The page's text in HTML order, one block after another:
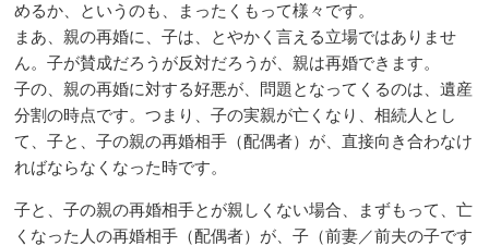
めるか、というのも、まったくもって様々です。
まあ、親の再婚に、子は、とやかく言える立場ではありませ
ん。子が賛成だろうが反対だろうが、親は再婚できます。
子の、親の再婚に対する好悪が、問題となってくるのは、遺産
分割の時点です。つまり、子の実親が亡くなり、相続人とし
て、子と、子の親の再婚相手（配偶者）が、直接向き合わなけ
ればならなくなった時です。
子と、子の親の再婚相手とが親しくない場合、まずもって、亡
くなった人の再婚相手（配偶者）が、子（前妻／前夫の子です